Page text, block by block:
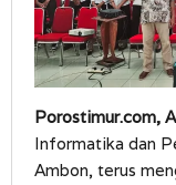
Porostimur.com,
Informatika dan
Ambon, terus